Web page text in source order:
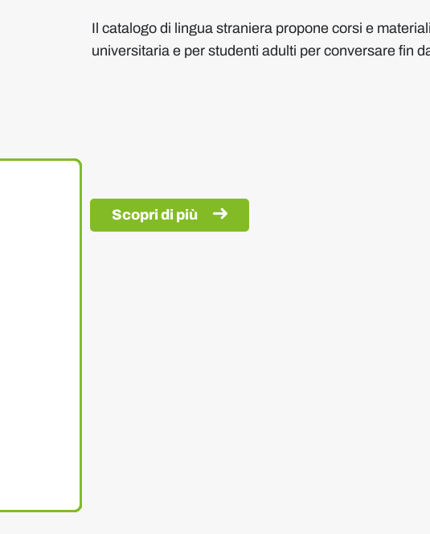
Il catalogo di lingua straniera propone corsi e
universitaria e per studenti adulti per conversare fin
Scopri di più